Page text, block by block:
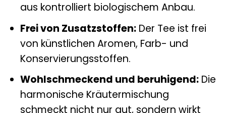
aus kontrolliert biologischem Anbau.
Frei von Zusatzstoffen:Der Tee ist frei
von künstlichen Aromen, Farb- und
Konservierungsstoffen.
Wohlschmeckend und beruhigend:Die
harmonische Kräutermischung
schmeckt nicht nur gut, sondern wirkt